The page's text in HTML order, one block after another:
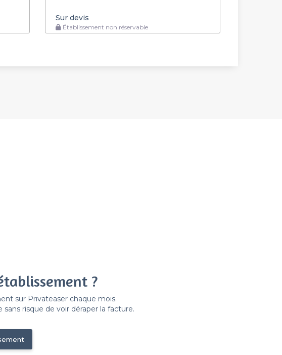
Sur devis
Établissement non réservable
?
sur Privateaser chaque mois.
risque de voir déraper la facture.